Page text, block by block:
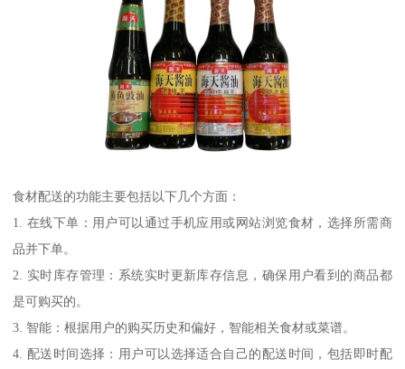
食材配送的功能主要包括以下几个方面：
1. 在线下单：用户可以通过手机应用或网站浏览食材，选择所需商
品并下单。
2. 实时库存管理：系统实时更新库存信息，确保用户看到的商品都
是可购买的。
3. 智能：根据用户的购买历史和偏好，智能相关食材或菜谱。
4. 配送时间选择：用户可以选择适合自己的配送时间，包括即时配